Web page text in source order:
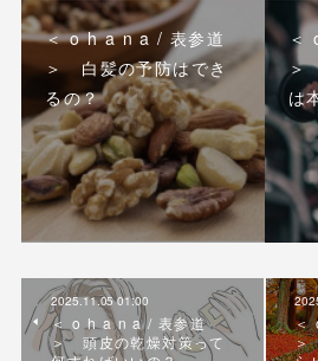
＜ o h a n a / 表参道
＞ 白髪の予防はでき
るの？
＜
＞
は
2025.11.05 01:00
＜ o h a n a / 表参道
＞ 頭皮の乾燥対策って
＜
＞